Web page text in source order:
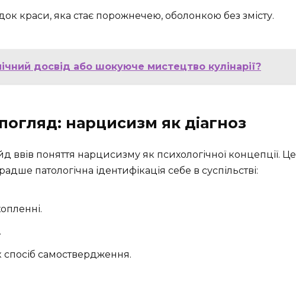
краси, яка стає порожнечею, оболонкою без змісту.
досвід або шокуюче мистецтво кулінарії?
нарцисизм як діагноз
ввів поняття нарцисизму як психологічної концепції. Це
патологічна ідентифікація себе в суспільстві:
самоствердження.